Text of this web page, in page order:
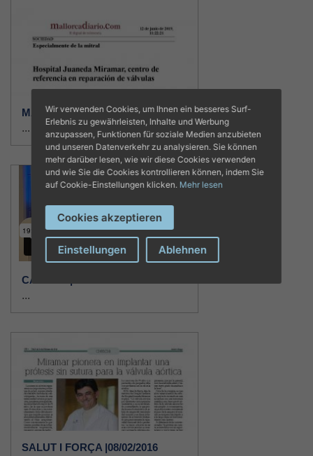
MALLORCADIARIO |12/06/2019
...
CANAL 4 |14/09/2017
...
SALUT I FORÇA |08/02/2016
Wir verwenden Cookies, um Ihnen ein besseres Surf-
Erlebnis zu gewährleisten, Inhalte und Werbung
anzupassen, Funktionen für soziale Medien anzubieten
und unseren Datenverkehr zu analysieren. Sie können
mehr darüber lesen, wie wir diese Cookies verwenden
und wie Sie die Cookies kontrollieren können, indem Sie
auf Cookie-Einstellungen klicken. Mehr lesen
Cookies akzeptieren
Einstellungen Ablehnen